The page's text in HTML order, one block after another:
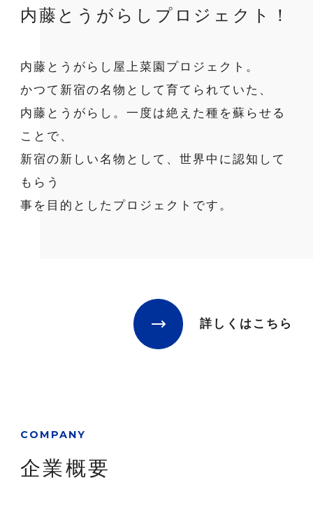
内藤とうがらしプロジェクト！
内藤とうがらし屋上菜園プロジェクト。
かつて新宿の名物として育てられていた、
内藤とうがらし。一度は絶えた種を蘇らせる
ことで、
新宿の新しい名物として、世界中に認知して
もらう
事を目的としたプロジェクトです。
詳しくはこちら
COMPANY
企業概要